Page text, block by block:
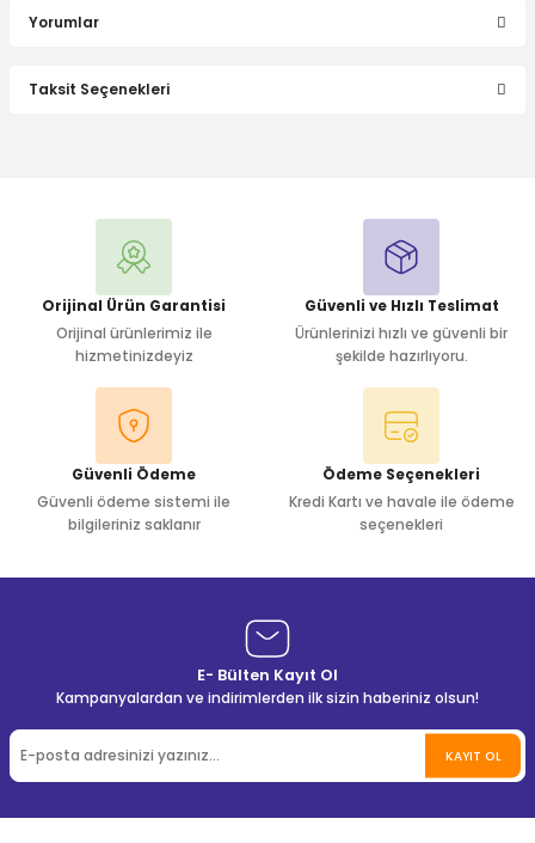
Yorumlar
Taksit Seçenekleri
Orijinal Ürün Garantisi
Orijinal ürünlerimiz ile
hizmetinizdeyiz
Güvenli ve Hızlı Teslimat
Ürünlerinizi hızlı ve güvenli bir
şekilde hazırlıyoru.
Güvenli Ödeme
Güvenli ödeme sistemi ile
bilgileriniz saklanır
Ödeme Seçenekleri
Kredi Kartı ve havale ile ödeme
seçenekleri
E- Bülten Kayıt Ol
Kampanyalardan ve indirimlerden ilk sizin haberiniz olsun!
KAYIT OL